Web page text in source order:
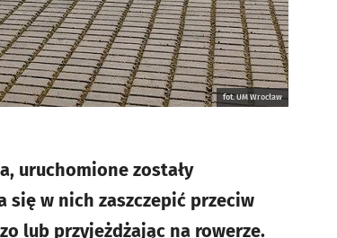
fot. UM Wrocław
uruchomione zostały
w nich zaszczepić przeciw
lub przyjeżdżając na rowerze.